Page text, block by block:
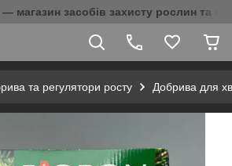
магазин засобів захисту рослин та
та регулятори росту Добрива для